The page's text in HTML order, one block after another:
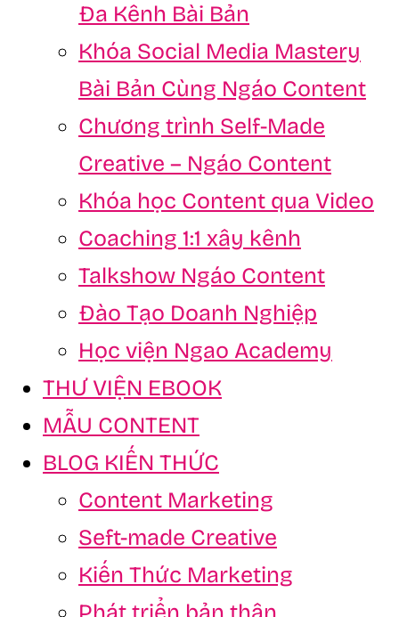
Đa Kênh Bài Bản
Khóa Social Media Mastery
Bài Bản Cùng Ngáo Content
Chương trình Self-Made
Creative – Ngáo Content
Khóa học Content qua Video
Coaching 1:1 xây kênh
Talkshow Ngáo Content
Đào Tạo Doanh Nghiệp
Học viện Ngao Academy
THƯ VIỆN EBOOK
MẪU CONTENT
BLOG KIẾN THỨC
Content Marketing
Seft-made Creative
Kiến Thức Marketing